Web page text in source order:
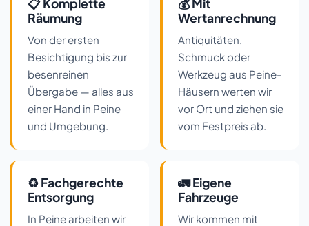
📋 Komplette
Räumung
Von der ersten
Besichtigung bis zur
besenreinen
Übergabe — alles aus
einer Hand in Peine
und Umgebung.
💰 Mit
Wertanrechnung
Antiquitäten,
Schmuck oder
Werkzeug aus Peine-
Häusern werten wir
vor Ort und ziehen sie
vom Festpreis ab.
♻️ Fachgerechte
Entsorgung
In Peine arbeiten wir
🚛 Eigene
Fahrzeuge
Wir kommen mit